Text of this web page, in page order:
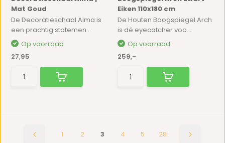
Mat Goud
De Decoratieschaal Alma is
een prachtig statemen...
Op voorraad
27,95
Eiken 110x180 cm
De Houten Boogspiegel Arch
is dé eyecatcher voo...
Op voorraad
259,-
1 2 3 4 5 28